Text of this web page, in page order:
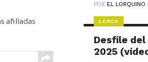
afiliadas
POREL LORQUINO
LORCA
Desfile del
2025